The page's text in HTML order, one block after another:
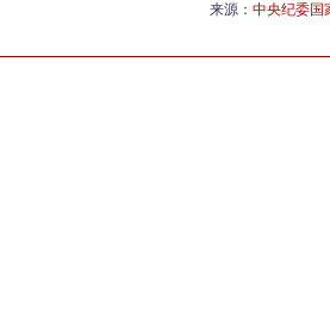
来源： 中央纪委国